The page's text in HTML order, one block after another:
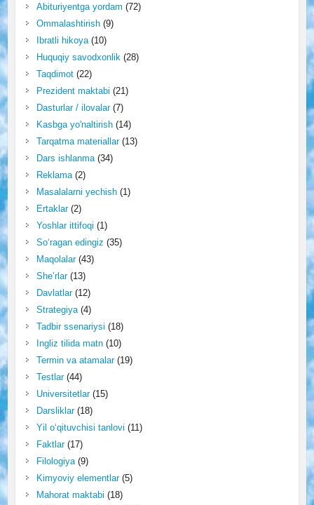
Abituriyentga yordam (72)
Ommalashtirish(9)
Ibratli hikoya(10)
Huquqiy savodxonlik (28)
Taqdimot(22)
Prezident maktabi (21)
Dasturlar / ilovalar(7)
Kasbga yo'naltirish(14)
Tarqatma materiallar(13)
Dars ishlanma(34)
Reklama(2)
Masalalarni yechish(1)
Ertaklar(2)
Yoshlar ittifoqi (1)
So‘ragan edingiz (35)
Maqolalar(43)
She’rlar(13)
Davlatlar(12)
Strategiya(4)
Tadbir ssenariysi (18)
Ingliz tilida matn(10)
Termin va atamalar(19)
Testlar(44)
Universitetlar(15)
Darsliklar(18)
Yil o‘qituvchisi tanlovi (11)
Faktlar(17)
Filologiya(9)
Kimyoviy elementlar(5)
Mahorat maktabi (18)